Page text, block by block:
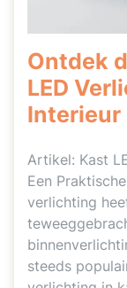
Ontdek
LED
Interieur
Artikel: Kast
Een
verlichting
steeds